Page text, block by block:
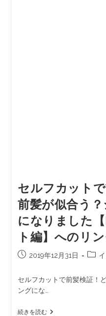
セルフカット
前髪が似合う
になりました
ト編】へのリン
2019年12月31日
セルフカットで前髪検証！
ングにな…
続きを読む